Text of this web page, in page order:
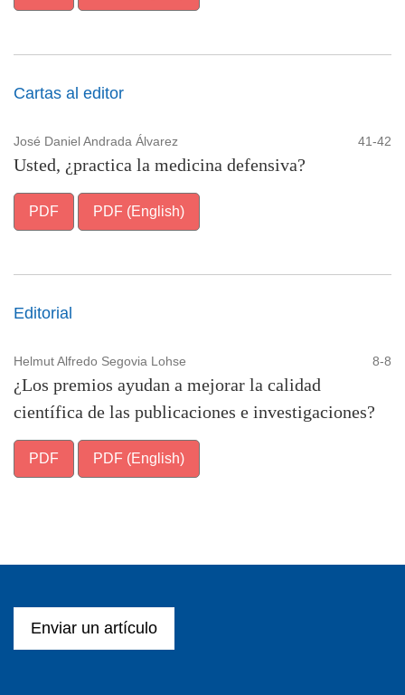
Cartas al editor
José Daniel Andrada Álvarez 41-42
Usted, ¿practica la medicina defensiva?
PDF PDF (English)
Editorial
Helmut Alfredo Segovia Lohse 8-8
¿Los premios ayudan a mejorar la calidad
científica de las publicaciones e investigaciones?
PDF PDF (English)
Enviar un artículo